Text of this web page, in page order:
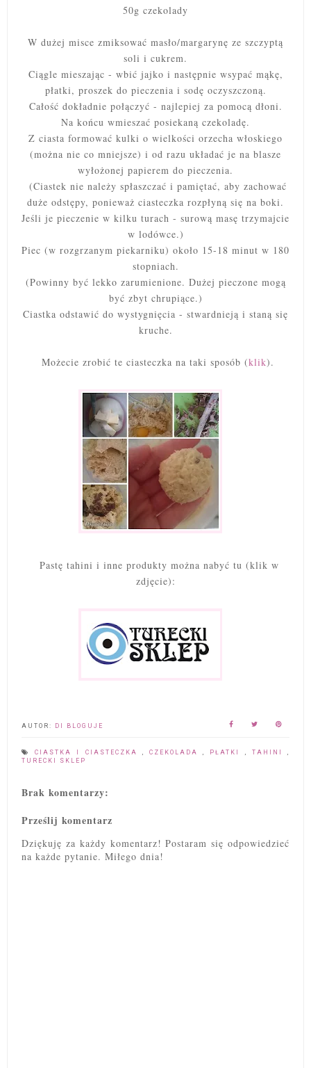
50g czekolady
W dużej misce zmiksować masło/margarynę ze szczyptą
soli i cukrem.
Ciągle mieszając - wbić jajko i następnie wsypać mąkę,
płatki, proszek do pieczenia i sodę oczyszczoną.
Całość dokładnie połączyć - najlepiej za pomocą dłoni.
Na końcu wmieszać posiekaną czekoladę.
Z ciasta formować kulki o wielkości orzecha włoskiego
(można nie co mniejsze) i od razu układać je na blasze
wyłożonej papierem do pieczenia.
(Ciastek nie należy spłaszczać i pamiętać, aby zachować
duże odstępy, ponieważ ciasteczka rozpłyną się na boki.
Jeśli je pieczenie w kilku turach - surową masę trzymajcie
w lodówce.)
Piec (w rozgrzanym piekarniku) około 15-18 minut w 180
stopniach.
(Powinny być lekko zarumienione. Dużej pieczone mogą
być zbyt chrupiące.)
Ciastka odstawić do wystygnięcia - stwardnieją i staną się
kruche.
Możecie zrobić te ciasteczka na taki sposób (klik).
Pastę tahini i inne produkty można nabyć tu (klik w
zdjęcie):
AUTOR: DI BLOGUJE
CIASTKA I CIASTECZKA ,CZEKOLADA PŁATKI TAHINI
TURECKI SKLEP
Brak komentarzy:
Prześlij komentarz
Dziękuję za każdy komentarz! Postaram się odpowiedzieć
na każde pytanie. Miłego dnia!